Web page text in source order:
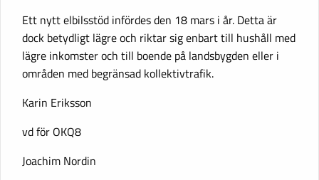
Ett nytt elbilsstöd infördes den 18 mars i år. Detta är
dock betydligt lägre och riktar sig enbart till hushåll med
lägre inkomster och till boende på landsbygden eller i
områden med begränsad kollektivtrafik.
Karin Eriksson
vd för OKQ8
Joachim Nordin